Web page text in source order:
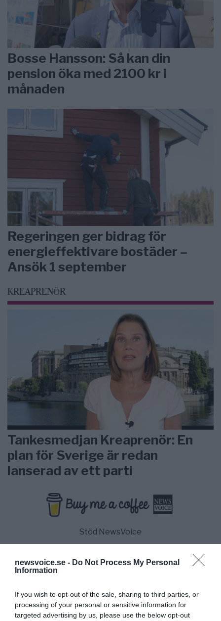
newsvoice.se - Do Not Process My Personal
Information
If you wish to opt-out of the sale, sharing to third parties, or
processing of your personal or sensitive information for
targeted advertising by us, please use the below opt-out
Bosse Hansson: Så kan din
pension öka med 2100 kr i
månaden
Regeringen ger bidrag för
energieffektivare bostäder –
Ansök 1 september
KREAPRENÖR
Tankesmedjan Kreaprenör: En
plan för Sverige är redan
lanserad av ett parti
Stöd NewsVoice